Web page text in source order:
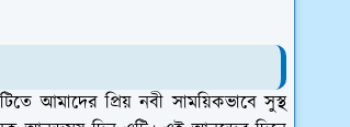
আমাদের প্রিয় নবী সাময়িকভাবে সুস্থ